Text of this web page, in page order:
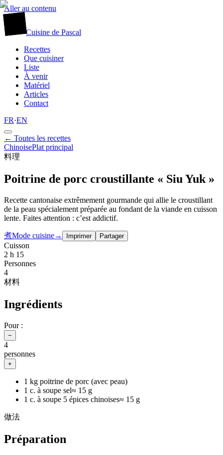
Aller au contenu
Cuisine de Pascal
Recettes
Que cuisiner
Liste
À venir
Matériel
Articles
Contact
FR·EN
← Toutes les recettes
ChinoisePlat principal
料理
Poitrine de porc croustillante « Siu Yuk »
Recette cantonaise extrêmement gourmande qui allie le croustillant
de la peau spécialement préparée au fondant de la viande en cuisson
lente. Faites attention : c’est addictif.
煮Mode cuisine→ Imprimer Partager
Cuisson
2 h 15
Personnes
4
材料
Ingrédients
Pour :
−
4
personnes
+
1 kg poitrine de porc (avec peau)
1 c. à soupe sel≈ 15 g
1 c. à soupe 5 épices chinoises≈ 15 g
做法
Préparation